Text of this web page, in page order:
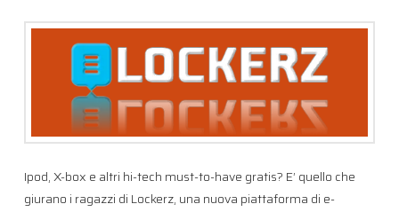
Ipod, X-box e altri hi-tech must-to-have gratis? E’ quello che
giurano i ragazzi di Lockerz, una nuova piattaforma di e-